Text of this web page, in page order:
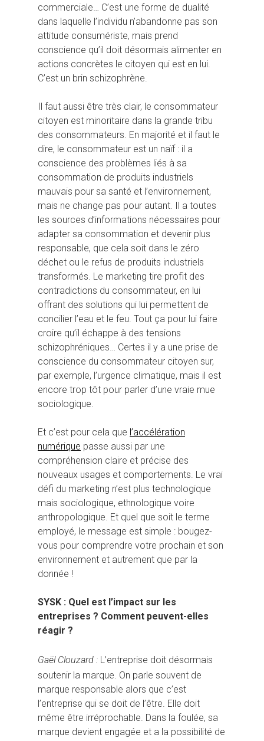
commerciale… C’est une forme de dualité
dans laquelle l’individu n’abandonne pas son
attitude consumériste, mais prend
conscience qu’il doit désormais alimenter en
actions concrètes le citoyen qui est en lui.
C’est un brin schizophrène.
Il faut aussi être très clair, le consommateur
citoyen est minoritaire dans la grande tribu
des consommateurs. En majorité et il faut le
dire, le consommateur est un naïf : il a
conscience des problèmes liés à sa
consommation de produits industriels
mauvais pour sa santé et l’environnement,
mais ne change pas pour autant. Il a toutes
les sources d’informations nécessaires pour
adapter sa consommation et devenir plus
responsable, que cela soit dans le zéro
déchet ou le refus de produits industriels
transformés. Le marketing tire profit des
contradictions du consommateur, en lui
offrant des solutions qui lui permettent de
concilier l’eau et le feu. Tout ça pour lui faire
croire qu’il échappe à des tensions
schizophréniques… Certes il y a une prise de
conscience du consommateur citoyen sur,
par exemple, l’urgence climatique, mais il est
encore trop tôt pour parler d’une vraie mue
sociologique.
Et c’est pour cela que l’accélération
numérique passe aussi par une
compréhension claire et précise des
nouveaux usages et comportements. Le vrai
défi du marketing n’est plus technologique
mais sociologique, ethnologique voire
anthropologique. Et quel que soit le terme
employé, le message est simple : bougez-
vous pour comprendre votre prochain et son
environnement et autrement que par la
donnée !
SYSK : Quel est l’impact sur les
entreprises ? Comment peuvent-elles
réagir ?
Gaël Clouzard : L’entreprise doit désormais
soutenir la marque. On parle souvent de
marque responsable alors que c’est
l’entreprise qui se doit de l’être. Elle doit
même être irréprochable. Dans la foulée, sa
marque devient engagée et a la possibilité de